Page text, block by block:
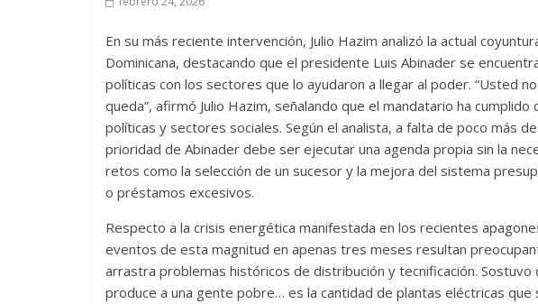
En su más reciente intervención, Julio Hazim analizó la actual
Dominicana, destacando que el presidente Luis Abinader se
políticas con los sectores que lo ayudaron a llegar al poder. “Usted
queda”, afirmó Julio Hazim, señalando que el mandatario ha
políticas y sectores sociales. Según el analista, a falta de poco más
prioridad de Abinader debe ser ejecutar una agenda propia sin la
retos como la selección de un sucesor y la mejora del sistema
o préstamos excesivos.
Respecto a la crisis energética manifestada en los recientes
eventos de esta magnitud en apenas tres meses resultan
arrastra problemas históricos de distribución y tecnificación. Sostuvo
produce a una gente pobre… es la cantidad de plantas eléctricas